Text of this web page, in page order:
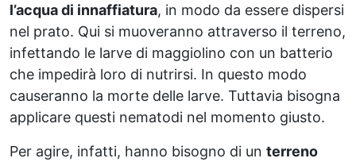
l’acqua di innaffiatura, in modo da essere dispersi
nel prato. Qui si muoveranno attraverso il terreno,
infettando le larve di maggiolino con un batterio
che impedirà loro di nutrirsi. In questo modo
causeranno la morte delle larve. Tuttavia bisogna
applicare questi nematodi nel momento giusto.
Per agire, infatti, hanno bisogno di un terreno